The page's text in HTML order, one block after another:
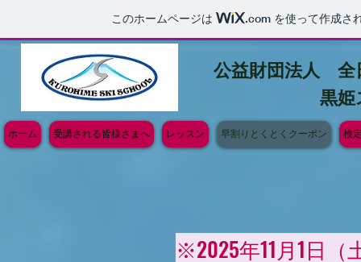
このホームページは .com を使って作成さ
公益財団法人 全
黒姫
ホーム 受講される皆様さまへ レッスン 早割りとくとくクーポン 検
​※2025年11月1日（